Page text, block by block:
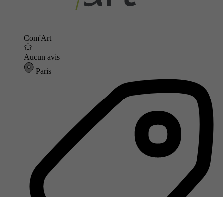
Com'Art
Aucun avis
Paris